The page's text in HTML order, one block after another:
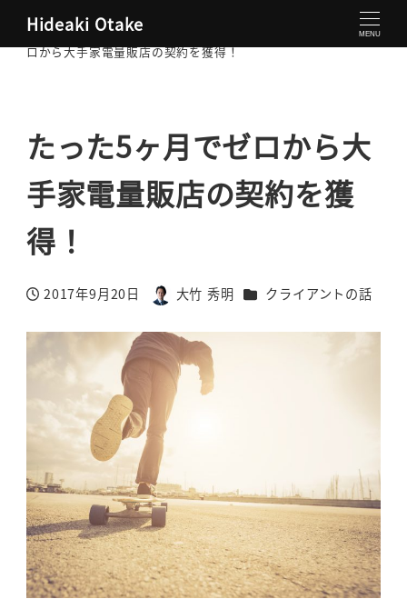
Hideaki Otake MENU
大竹秀明 公式サイト
たった5ヶ月でゼ
ロから大手家電量販店の契約を獲得！
たった5ヶ月でゼロから大
手家電量販店の契約を獲
得！
投稿日
2017年9月20日
著
大竹 秀明 カテゴリー
クライアントの話